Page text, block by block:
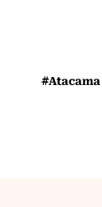
#Atacama